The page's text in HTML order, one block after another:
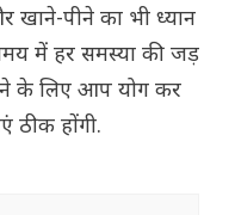
पीने का भी ध्यान
में हर समस्या की जड़
के लिए आप योग कर
होंगी.